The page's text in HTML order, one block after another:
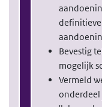
Bevestig
mogelijk
Vermeld
onderdeel